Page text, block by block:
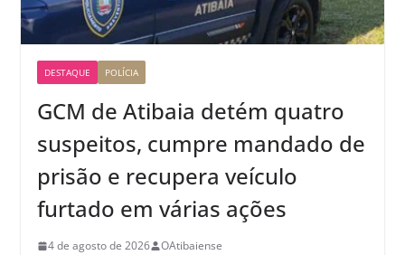
DESTAQUE POLÍCIA
GCM de Atibaia detém quatro
suspeitos, cumpre mandado de
prisão e recupera veículo
furtado em várias ações
4 de agosto de 2026 OAtibaiense